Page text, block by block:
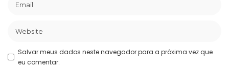
Salvar meus dados neste navegador para a próxima vez que
eu comentar.